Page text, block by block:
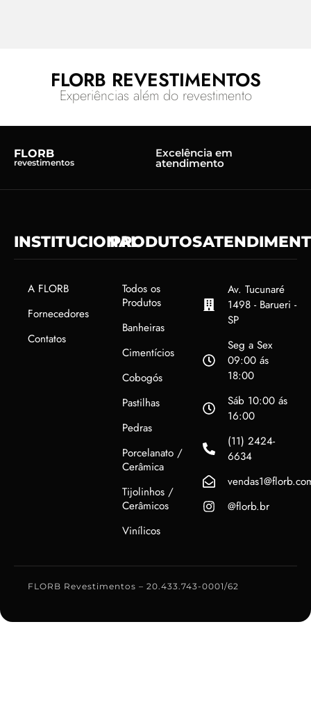
FLORB REVESTIMENTOS
Experiências além do revestimento
FLORB
revestimentos
Excelência em
atendimento
INSTITUCIONAL
A FLORB
Fornecedores
Contatos
PRODUTOS
Todos os
Produtos
Banheiras
Cimentícios
Cobogós
Pastilhas
Pedras
Porcelanato /
Cerâmica
Tijolinhos /
Cerâmicos
Vinílicos
Av. Tucunaré
1498 - Barueri -
SP
Seg a Sex
09:00 ás
18:00
Sáb 10:00 ás
16:00
(11) 2424-
6634
@florb.br
FLORB Revestimentos – 20.433.743-0001/62